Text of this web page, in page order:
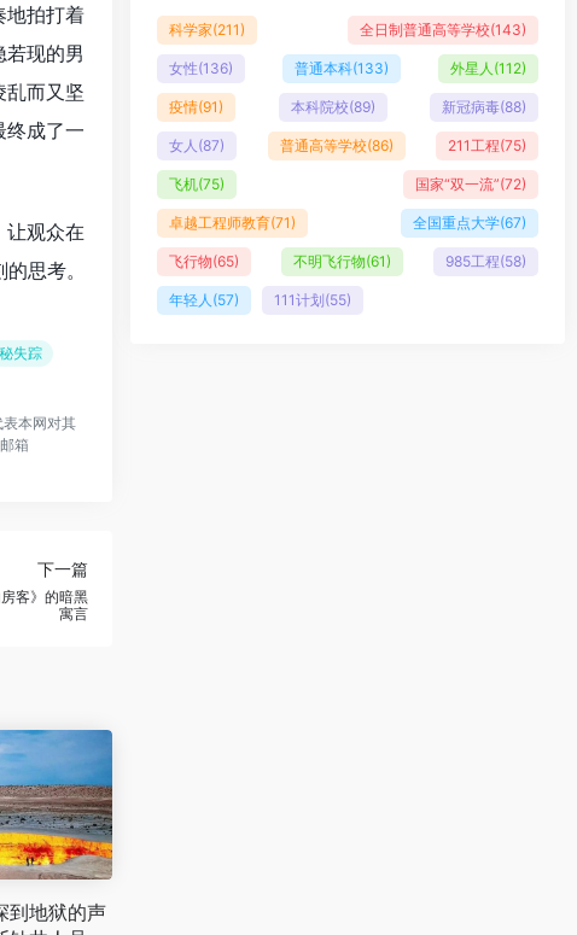
地拍打着
现的男
乱而又坚
终成了一
让观众在
思考。
失踪
本网对其
箱
下一篇
客》的暗黑
寓言
到地狱的声
科学家(211) 全日制普通高等学校(143)
女性(136) 普通本科(133) 外星人 (112)
疫情(91) 本科院校(89) 新冠病毒(88)
女人 (87) 普通高等学校(86) 211工程(75)
飞机(75) 国家“双一流”(72)
卓越工程师教育(71) 全国重点大学(67)
飞行物(65) 不明飞行物(61) 985工程(58)
年轻人 (57) 111计划(55)